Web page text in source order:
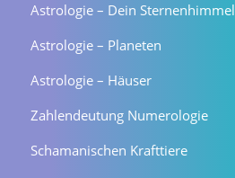
Astrologie – Dein Sternenhimmel
Astrologie – Planeten
Astrologie – Häuser
Zahlendeutung Numerologie
Schamanischen Krafttiere